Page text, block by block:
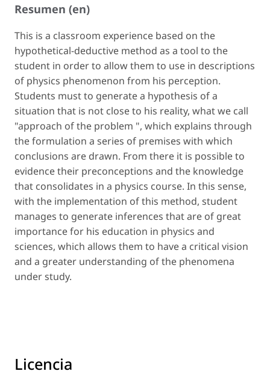
Resumen (en)
This is a classroom experience based on the
hypothetical-deductive method as a tool to the
student in order to allow them to use in descriptions
of physics phenomenon from his perception.
Students must to generate a hypothesis of a
situation that is not close to his reality, what we call
"approach of the problem ", which explains through
the formulation a series of premises with which
conclusions are drawn. From there it is possible to
evidence their preconceptions and the knowledge
that consolidates in a physics course. In this sense,
with the implementation of this method, student
manages to generate inferences that are of great
importance for his education in physics and
sciences, which allows them to have a critical vision
and a greater understanding of the phenomena
under study.
Licencia